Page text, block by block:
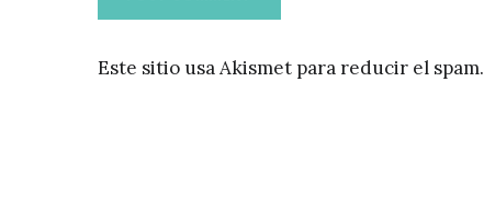
Este sitio usa Akismet para reducir el spam.